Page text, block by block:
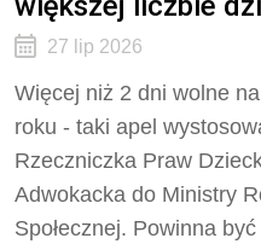
27 lip 2026
Więcej niż 2 dni wolne
roku - taki apel
Rzeczniczka Praw
Adwokacka do Ministry
Społecznej. Powinna